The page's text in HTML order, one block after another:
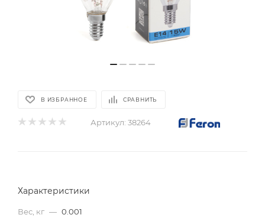
В ИЗБРАННОЕ СРАВНИТЬ
Артикул: 38264
Характеристики
Вес, кг — 0.001